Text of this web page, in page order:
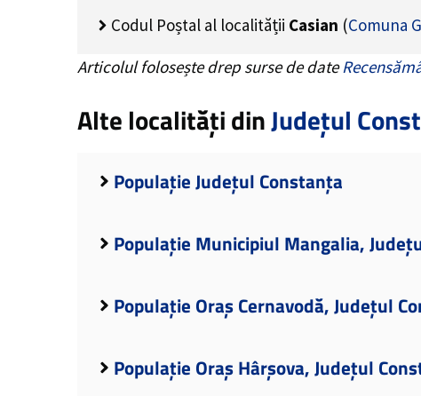
Codul Poștal al localității Casian (Comuna
Articolul folosește drep surse de date
Alte localități dinJudețul
Populație Județul Constanța
Populație Municipiul Mangalia,
Populație Oraș Cernavodă, Județul
Populație Oraș Hârșova, Județul